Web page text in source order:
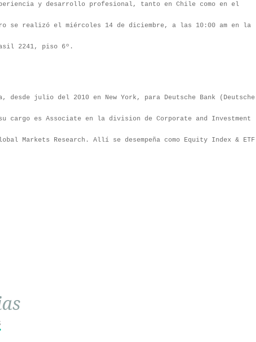
y desarrollo profesional, tanto en Chile como en el
se realizó el miércoles 14 de diciembre, a las 10:00 am en la
2241, piso 6º.
desde julio del 2010 en New York, para Deutsche Bank (Deutsche
cargo es Associate en la division de Corporate and Investment
Markets Research. Allí se desempeña como Equity Index & ETF